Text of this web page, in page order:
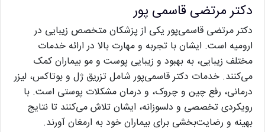
دکتر مرتضی قاسمی پور
دکتر مرتضی قاسمی‌پور یکی از پزشکان متخصص زیبایی در
ارومیه است. ایشان با تجربه و مهارت بالا در ارائه خدمات
مختلف زیبایی، به بهبود و زیبایی پوست و مو بیماران کمک
می‌کنند. خدمات دکتر قاسمی‌پور شامل تزریق ژل و بوتاکس، لیزر
درمانی، رفع چین و چروک، و درمان مشکلات پوستی است. با
رویکردی تخصصی و دلسوزانه، ایشان تلاش می‌کنند تا نتایج
بهینه و رضایت‌بخشی برای بیماران خود به ارمغان آورند.